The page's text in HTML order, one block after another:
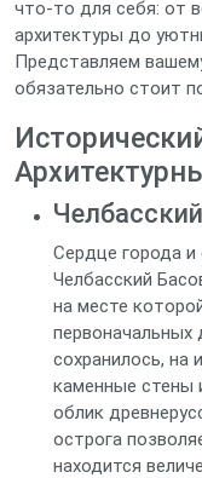
что-то для себя: от
архитектуры до
Представляем
обязательно стоит
Сердце города и
Челбасский
на месте
первоначальных
сохранилось,
каменные стены
облик
острога
находится